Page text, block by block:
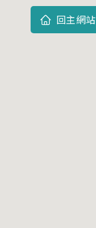
回主網站